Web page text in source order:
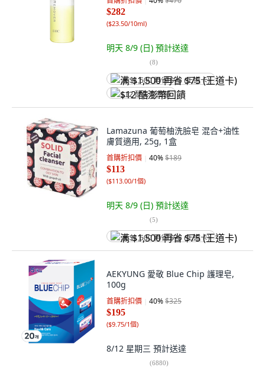
$282
($23.50/10ml)
明天 8/9 (日) 預計送達
(8)
满 $1,500 再省 $75 (王道卡)
$12 酷澎幣回饋
Lamazuna 葡萄柚洗臉皂 混合+油性
膚質適用, 25g, 1盒
首購折扣價 40%$189
$113
($113.00/1個)
明天 8/9 (日) 預計送達
(5)
满 $1,500 再省 $75 (王道卡)
AEKYUNG 愛敬 Blue Chip 護理皂,
100g
首購折扣價 40%$325
$195
($9.75/1個)
8/12 星期三 預計送達
(6880)